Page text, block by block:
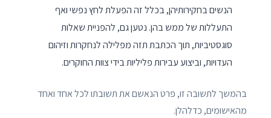
הנשים בחקירותיהן, בכלל זה הפעלת לחץ נפשי ואף
התעללות של ממש בהן. נטען גם, להפניית שאלות
סוגסטיביות, תוך הכתבת תזה מפלילה לנחקרות וזיהום
העדויות, וביצוע עבירות פליליות בידי צוות החוקרים.
בהמשך לתשובה זו, פרט הנאשם את תשובתו לכל אחד ואחד
מהאישומים, כדלהלן.